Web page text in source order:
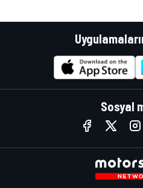
Sosyal